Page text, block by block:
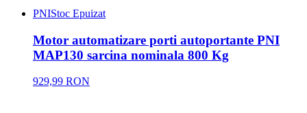
PNIStoc Epuizat
Motor automatizare porti autoportante PNI
MAP130 sarcina nominala 800 Kg
929,99 RON